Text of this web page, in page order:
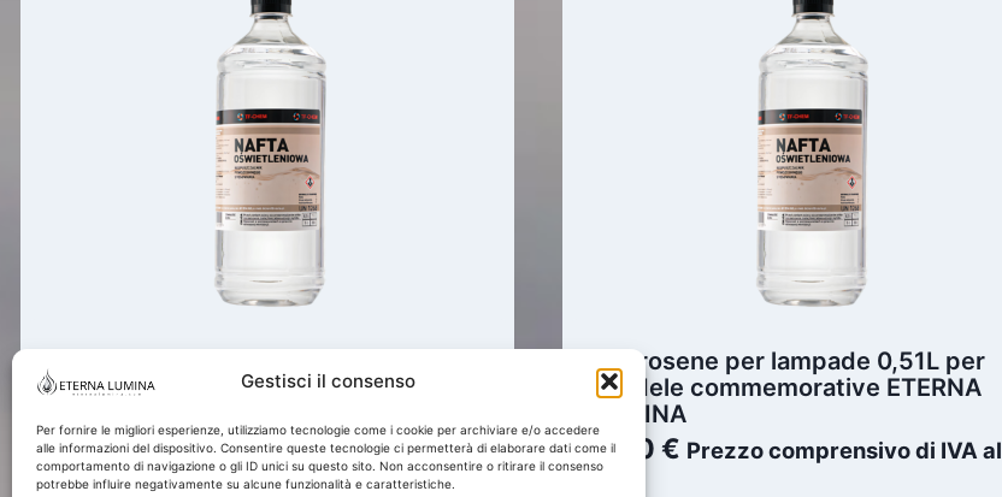
Gestisci il consenso
Per fornire le migliori esperienze, utilizziamo tecnologie come i cookie per archiviare e/o accedere
alle informazioni del dispositivo. Consentire queste tecnologie ci permetterà di elaborare dati come il
comportamento di navigazione o gli ID unici su questo sito. Non acconsentire o ritirare il consenso
potrebbe influire negativamente su alcune funzionalità e caratteristiche.
candele commemorative ETERNA
6,00€ Prezzo comprensivo di IVA al
23%
Cherosene per lampade 0,51L per
candele commemorative ETERNA
LUMINA
3,00 € Prezzo comprensivo di IVA al
23%